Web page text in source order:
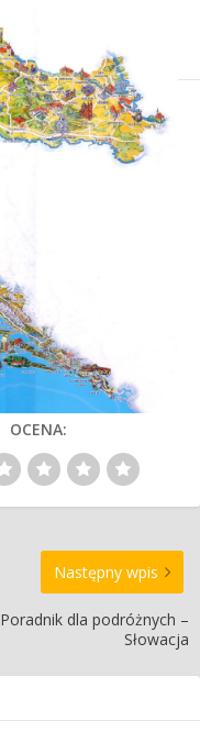
OCENA:
Następny wpis
Poradnik dla podróżnych –
Słowacja